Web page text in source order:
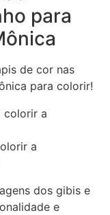
para
de cor nas
para colorir!
a
dos gibis e
e